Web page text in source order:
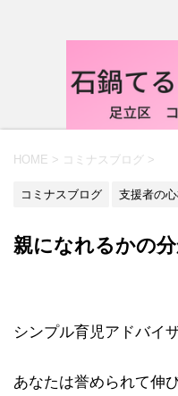
HOME > コミナスブログ >
コミナスブログ 支援者の心
親になれるかの
シンプル育児アドバイ
あなたは誉められて伸